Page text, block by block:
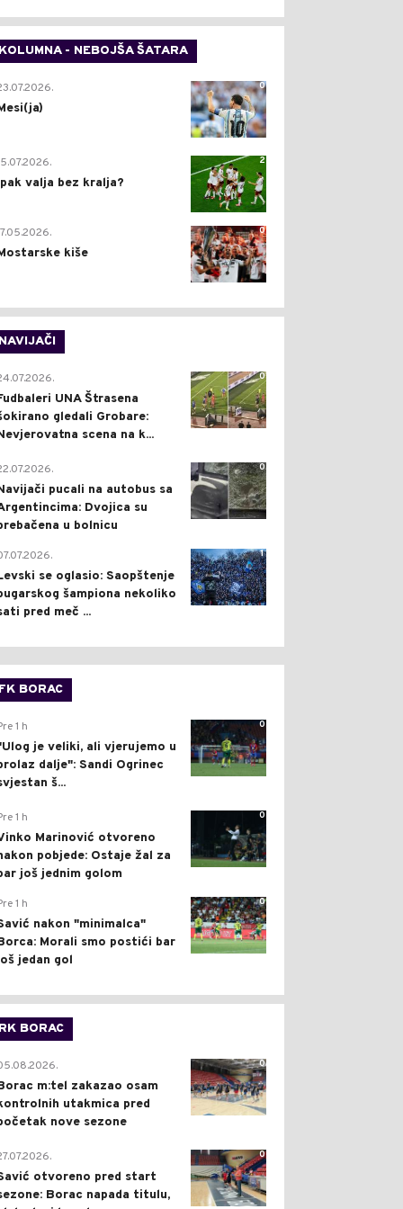
KOLUMNA - NEBOJŠA ŠATARA
0
2
valja bez kralja?
0
kiše
NAVIJAČI
0
UNA Štrasena
gledali Grobare:
scena na k...
0
pucali na autobus sa
Dvojica su
u bolnicu
1
se oglasio: Saopštenje
šampiona nekoliko
pred meč ...
FK BORAC
0
1 h
je veliki, ali vjerujemo u
dalje": Sandi Ogrinec
š...
0
1 h
Marinović otvoreno
pobjede: Ostaje žal za
još jednim golom
0
1 h
nakon "minimalca"
Morali smo postići bar
jedan gol
RK BORAC
0
m:tel zakazao osam
utakmica pred
nove sezone
0
otvoreno pred start
Borac napada titulu,